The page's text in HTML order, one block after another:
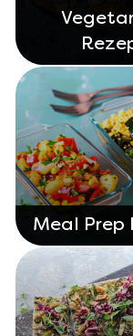
Meal Prep